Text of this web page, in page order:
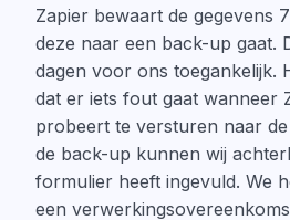
Zapier bewaart de gegevens
deze naar een back-up gaat.
dagen voor ons toegankelijk.
dat er iets fout gaat wanneer
probeert te versturen naar
de back-up kunnen wij
formulier heeft ingevuld. We
een